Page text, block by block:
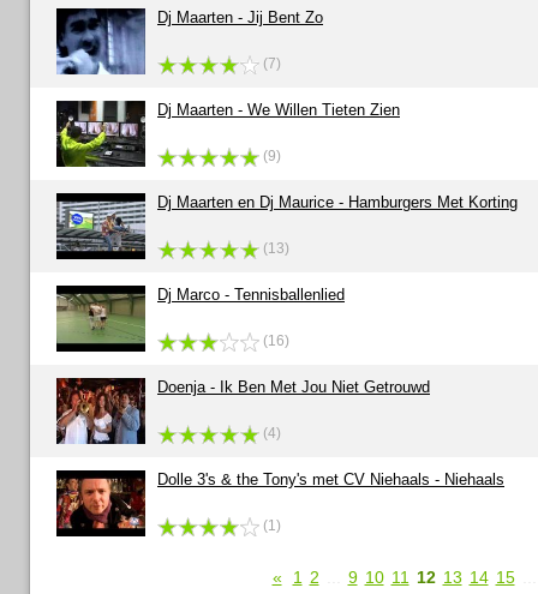
Dj Maarten - Jij Bent Zo
(7)
Dj Maarten - We Willen Tieten Zien
(9)
Dj Maarten en Dj Maurice - Hamburgers Met Korting
(13)
Dj Marco - Tennisballenlied
(16)
Doenja - Ik Ben Met Jou Niet Getrouwd
(4)
Dolle 3's & the Tony's met CV Niehaals - Niehaals
(1)
« 1 2 9 10 11 12 13 14 15